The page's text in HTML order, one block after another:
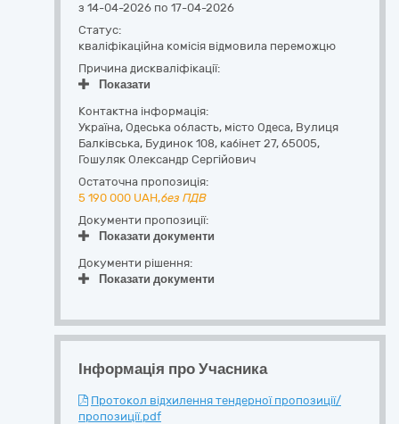
з 14-04-2026 по 17-04-2026
Статус:
кваліфікаційна комісія відмовила переможцю
Причина дискваліфікації:
Показати
Контактна інформація:
Україна, Одеська область, місто Одеса, Вулиця
Балківська, Будинок 108, кабінет 27, 65005,
Гошуляк Олександр Сергійович
Остаточна пропозиція:
5 190 000 UAH,без ПДВ
Документи пропозиції:
Показати документи
Документи рішення:
Показати документи
Інформація про Учасника
Протокол відхилення тендерної пропозиції/
пропозиції.pdf